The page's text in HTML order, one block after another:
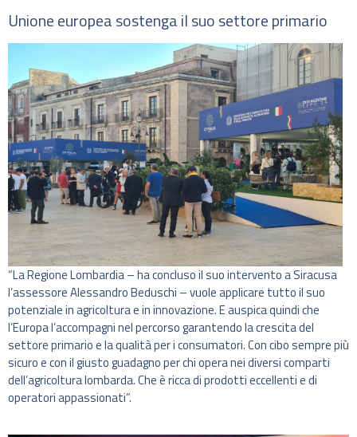
Unione europea sostenga il suo settore primario
“La Regione Lombardia – ha concluso il suo intervento a Siracusa
l’assessore Alessandro Beduschi – vuole applicare tutto il suo
potenziale in agricoltura e in innovazione. E auspica quindi che
l’Europa l’accompagni nel percorso garantendo la crescita del
settore primario e la qualità per i consumatori. Con cibo sempre più
sicuro e con il giusto guadagno per chi opera nei diversi comparti
dell’agricoltura lombarda. Che è ricca di prodotti eccellenti e di
operatori appassionati”.